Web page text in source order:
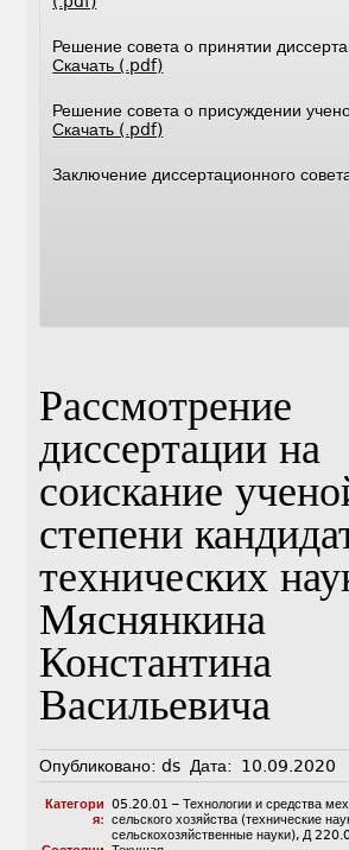
Решение совета о принятии
Скачать (.pdf)
Решение совета о присуждении
Скачать (.pdf)
Заключение диссертационного
Рассмотрение
диссертации на
соискание
степени
технических
Мяснянкина
Константина
Васильевича
Опубликовано: ds Дата: 10.09.2020
Категори
я:
05.20.01 – Технологии и средства
сельского хозяйства (технические
сельскохозяйственные науки), Д